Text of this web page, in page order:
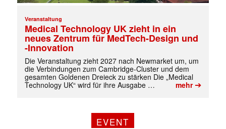
Veranstaltung
Medical Technology UK zieht in ein
neues Zentrum für MedTech-Design und
-Innovation
Die Veranstaltung zieht 2027 nach Newmarket um, um
die Verbindungen zum Cambridge-Cluster und dem
gesamten Goldenen Dreieck zu stärken Die „Medical
Technology UK“ wird für ihre Ausgabe …
mehr➔
EVENT